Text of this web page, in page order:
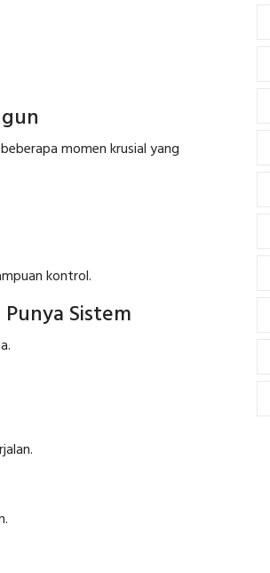
momen krusial yang
kontrol.
Sistem